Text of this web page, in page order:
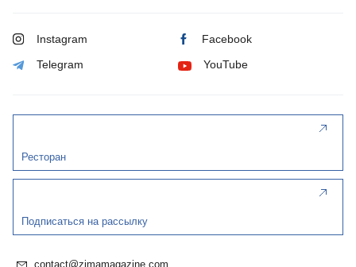
Instagram Facebook
Telegram YouTube
Ресторан
Подписаться на рассылку
contact@zimamagazine.com